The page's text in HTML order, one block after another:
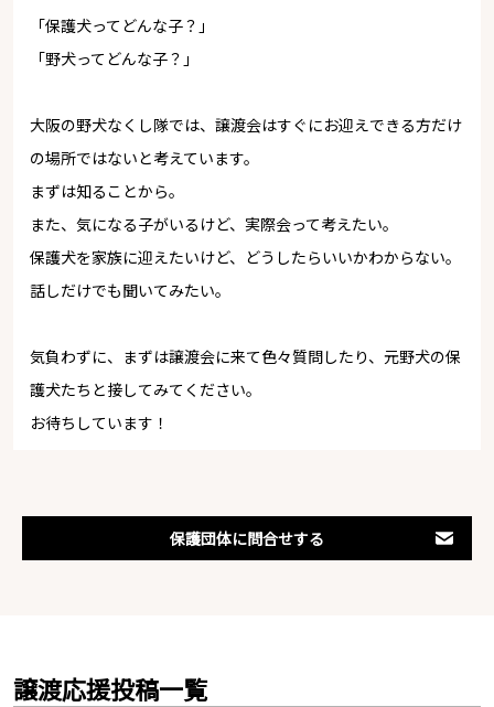
「保護犬ってどんな子？」
「野犬ってどんな子？」
大阪の野犬なくし隊では、譲渡会はすぐにお迎えできる方だけ
の場所ではないと考えています。
まずは知ることから。
また、気になる子がいるけど、実際会って考えたい。
保護犬を家族に迎えたいけど、どうしたらいいかわからない。
話しだけでも聞いてみたい。
気負わずに、まずは譲渡会に来て色々質問したり、元野犬の保
護犬たちと接してみてください。
お待ちしています！
保護団体に問合せする
譲渡応援投稿一覧